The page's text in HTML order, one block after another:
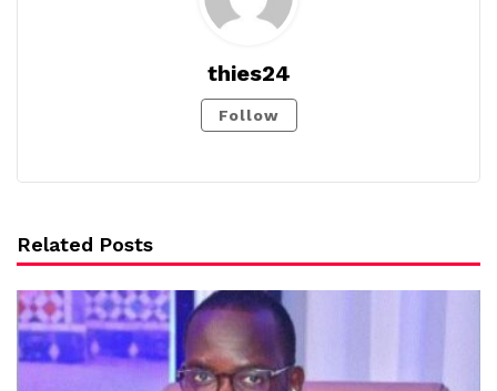
thies24
Follow
Related Posts